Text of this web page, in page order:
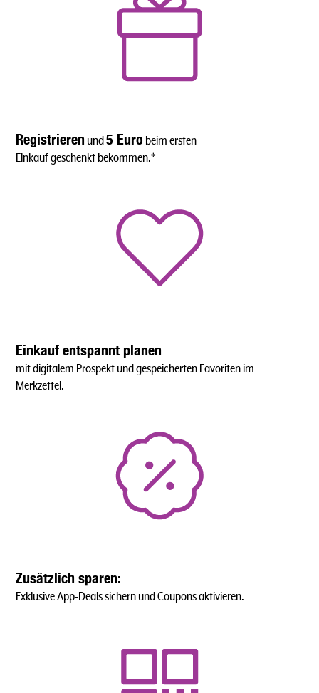
Registrieren und5 Euro beim ersten
Einkauf geschenkt bekommen.*
Einkauf entspannt planen
mit digitalem Prospekt und gespeicherten Favoriten im
Merkzettel.
Zusätzlich sparen:
Exklusive App-Deals sichern und Coupons aktivieren.